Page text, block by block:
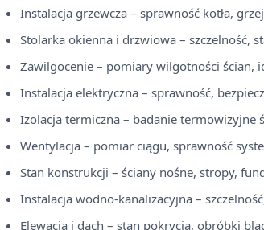
Instalacja grzewcza – sprawność kotła,
Stolarka okienna i drzwiowa – szczelność,
Zawilgocenie – pomiary wilgotności ścian,
Instalacja elektryczna – sprawność,
Izolacja termiczna – badanie termowizyjne
Wentylacja – pomiar ciągu, sprawność
Stan konstrukcji – ściany nośne, stropy,
Instalacja wodno-kanalizacyjna –
Elewacja i dach – stan pokrycia, obróbki